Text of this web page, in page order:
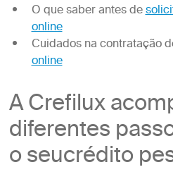
O que saber antes de
online
Cuidados na contratação
online
A Crefilux
diferentes
o seucrédito